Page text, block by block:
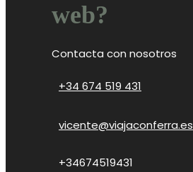
web?
Contacta con nosotros
+34 674 519 431
vicente@viajaconferra.es
+34674519431